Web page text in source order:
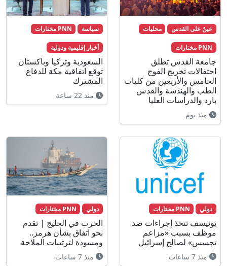
عينٌ على القدس محليات
PNN مختارات
جامعة القدس تطلق
احتفالات تخريج الفوج
الخامس والأربعين من كليات
الطب والهندسة والقدس
بارد والدراسات العليا
منذ يوم
سياسة PNN مختارات
أخبار إقليمية ودولية
السعودية وتركيا وباكستان
توقع اتفاقية مكة للدفاع
المشترك
منذ 22 ساعة
دولي PNN مختارات
يونيسف تتخذ إجراءات ضد
موظف بسبب «مزاعم
تجسس» لصالح إسرائيل
منذ 7 ساعات
دولي PNN مختارات
الحرب في الخليج | تقدم
نحو اتفاق بشأن هرمز..
ومسودة لترتيبات الملاحة
منذ 7 ساعات